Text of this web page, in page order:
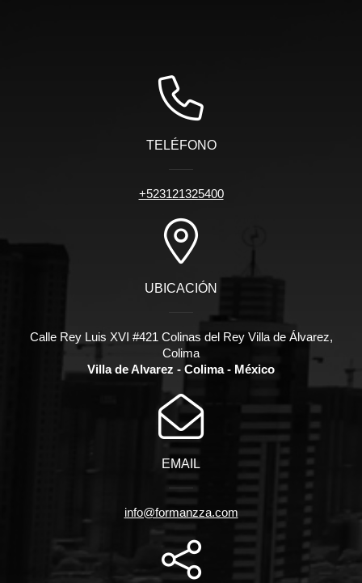
TELÉFONO
+523121325400
UBICACIÓN
Calle Rey Luis XVI #421 Colinas del Rey Villa de Álvarez,
Colima
Villa de Alvarez - Colima - México
EMAIL
info@formanzza.com